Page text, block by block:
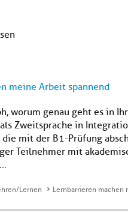
meine Arbeit spannend
worum genau geht es in
Zweitsprache in
mit der B1-Prüfung
Teilnehmer mit
Lernen Lernbarrieren machen